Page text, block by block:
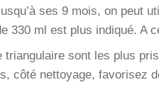
ses 9 mois, on peut
330 ml est plus indiqué.
sont les plus
côté nettoyage, favorisez